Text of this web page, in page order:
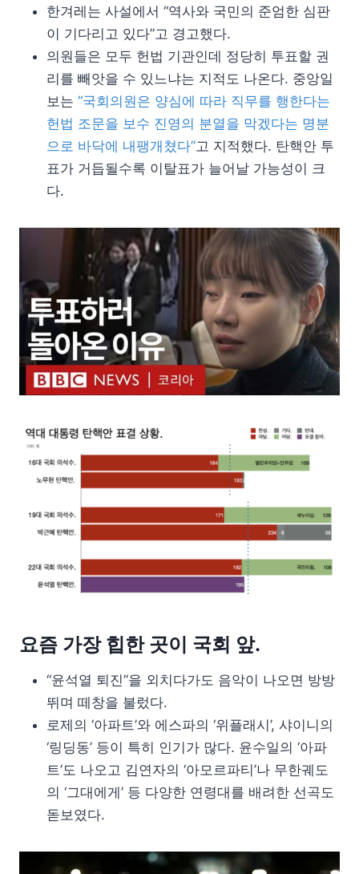
한겨레는 사설에서 “역사와 국민의 준엄한 심판
이 기다리고 있다”고 경고했다.
의원들은 모두 헌법 기관인데 정당히 투표할 권
리를 빼앗을 수 있느냐는 지적도 나온다. 중앙일
보는 “국회의원은 양심에 따라 직무를 행한다는
헌법 조문을 보수 진영의 분열을 막겠다는 명분
으로 바닥에 내팽개쳤다”고 지적했다. 탄핵안 투
표가 거듭될수록 이탈표가 늘어날 가능성이 크
다.
요즘 가장 힙한 곳이 국회 앞.
“윤석열 퇴진”을 외치다가도 음악이 나오면 방방
뛰며 떼창을 불렀다.
로제의 ‘아파트’와 에스파의 ‘위플래시’, 샤이니의
‘링딩동’ 등이 특히 인기가 많다. 윤수일의 ‘아파
트’도 나오고 김연자의 ‘아모르파티’나 무한궤도
의 ‘그대에게’ 등 다양한 연령대를 배려한 선곡도
돋보였다.